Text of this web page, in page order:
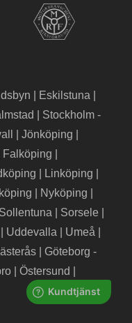
Eskilstuna
Stockholm -
Jönköping
Falköping
Linköping
Nyköping
Sorsele
Uddevalla Umeå
Göteborg -
Östersund